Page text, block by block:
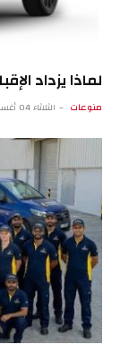
لماذا يزداد
منوعات الثلاثاء 04 أغسطس 6:18 م